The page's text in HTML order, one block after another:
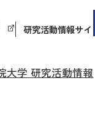
研究活動情報サイト
大学 研究活動情報